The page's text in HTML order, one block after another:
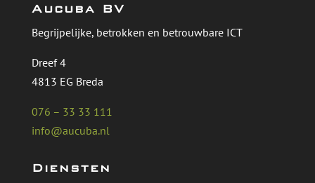
Aucuba BV
Begrijpelijke, betrokken en betrouwbare ICT
Dreef 4
4813 EG Breda
076 – 33 33 111
info@aucuba.nl
Diensten